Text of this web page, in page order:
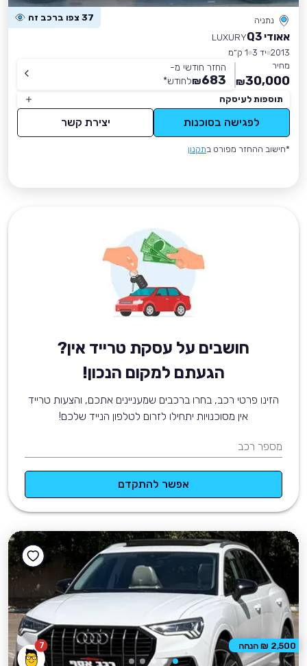
נתניה 37 צפו ברכב זה
אאודי Q3
LUXURY
2013 יד 3
1 ק״מ
מחיר
30,000
₪
החזר חודשי מ-
683
₪לחודש*
תוספות לעיסקה
לפגישה בסוכנות יצירת קשר
*חישוב ההחזר מפורט בתקנון
חושבים על עסקת טרייד אין?
הגעתם למקום הנכון!
הזינו פרטי רכב, בחרו ברכבים שמעניינים אתכם, והצעות טרייד
אין מסוכנויות יתחילו לזרום לטלפון הנייד שלכם!
מספר רכב
אפשר להתקדם
7 2,500 ₪ הנחה